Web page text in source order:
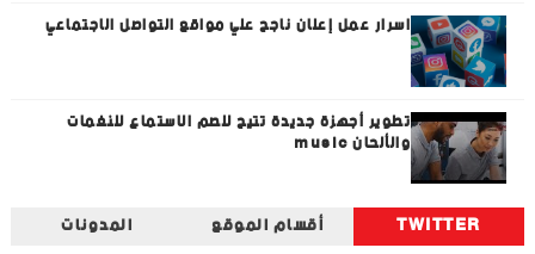
اسرار عمل إعلان ناجح علي مواقع التواصل الاجتماعي
تطوير أجهزة جديدة تتيح للصم الاستماع للنغمات
والألحان music
TWITTER أقسام الموقع المدونات